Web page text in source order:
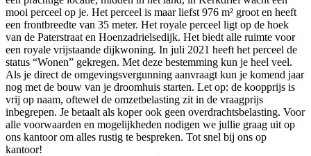
mooi perceel op je. Het perceel is maar liefst 976 m² groot en heeft
een frontbreedte van 35 meter. Het royale perceel ligt op de hoek
van de Paterstraat en Hoenzadrielsedijk. Het biedt alle ruimte voor
een royale vrijstaande dijkwoning. In juli 2021 heeft het perceel de
status “Wonen” gekregen. Met deze bestemming kun je heel veel.
Als je direct de omgevingsvergunning aanvraagt kun je komend jaar
nog met de bouw van je droomhuis starten. Let op: de koopprijs is
vrij op naam, oftewel de omzetbelasting zit in de vraagprijs
inbegrepen. Je betaalt als koper ook geen overdrachtsbelasting. Voor
alle voorwaarden en mogelijkheden nodigen we jullie graag uit op
ons kantoor om alles rustig te bespreken. Tot snel bij ons op
kantoor!